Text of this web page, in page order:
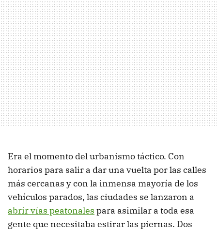
Era el momento del urbanismo táctico. Con
horarios para salir a dar una vuelta por las calles
más cercanas y con la inmensa mayoría de los
vehículos parados, las ciudades se lanzaron a
abrir vías peatonales para asimilar a toda esa
gente que necesitaba estirar las piernas. Dos